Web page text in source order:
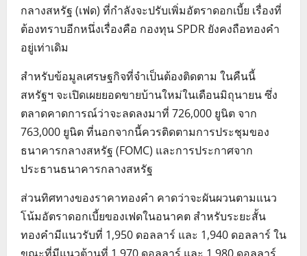
กลางสหรัฐ (เฟด) ที่กำลังจะปรับเพิ่มอัตราดอกเบี้ย เรื่องที่
ต้องทราบอีกหนึ่งเรื่องคือ กองทุน SPDR ยังคงถือทองคำ
อยู่เท่าเดิม
สำหรับข้อมูลเศรษฐกิจที่จำเป็นต้องติดตาม ในคืนนี้
สหรัฐฯ จะเปิดเผยยอดขายบ้านใหม่ในเดือนมิถุนายน ซึ่ง
ตลาดคาดการณ์ว่าจะลดลงมาที่ 726,000 ยูนิต จาก
763,000 ยูนิต ที่นอกจากนี้ควรติดตามการประชุมของ
ธนาคารกลางสหรัฐ (FOMC) และการประกาศจาก
ประธานธนาคารกลางสหรัฐ
ส่วนทิศทางของราคาทองคำ คาดว่าจะผันผวนตามแนว
โน้มอัตราดอกเบี้ยของเฟดในอนาคต สำหรับระยะสั้น
ทองคำมีแนวรับที่ 1,950 ดอลลาร์ และ 1,940 ดอลลาร์ ใน